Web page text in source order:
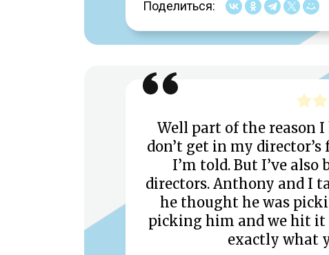
Поделиться:
Well part of the reason
don’t get in my
I’m told. But I’ve
directors. Anthony and I
he thought he was
picking him and we hit it
exactly what